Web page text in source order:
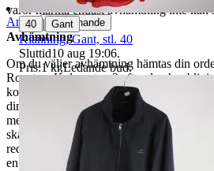
varor märkta endast avhämtning inte kan
Avhämtning
Om du väljer avhämtning hämtas din
Ropsten, Kolargatan 2 efter den har
kommer att få ett separat mail med
din order på Myrorna i Ropsten! när din
med legitimation. Hanteringstiden är
ska hämtas senast 7 dagar efter att man
redo för avhämtning. Ordrar som ej
en avgift på 84 kr dras av från
Anmäl Sälj liknande
40 | Gant
Klänning, Gant, stl. 40
Sluttid10 aug 19:06.
Pris:1 kr,Ledande bud.